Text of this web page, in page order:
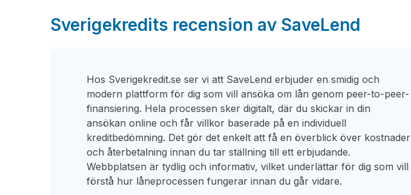
Sverigekredits recension av SaveLend
Hos Sverigekredit.se ser vi att SaveLend erbjuder en smidig och
modern plattform för dig som vill ansöka om lån genom peer-to-peer-
finansiering. Hela processen sker digitalt, där du skickar in din
ansökan online och får villkor baserade på en individuell
kreditbedömning. Det gör det enkelt att få en överblick över kostnader
och återbetalning innan du tar ställning till ett erbjudande.
Webbplatsen är tydlig och informativ, vilket underlättar för dig som vill
förstå hur låneprocessen fungerar innan du går vidare.